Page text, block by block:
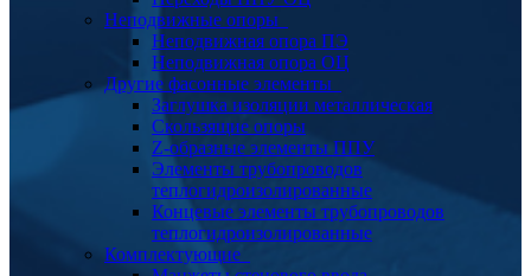
Неподвижные опоры
Неподвижная опора ПЭ
Неподвижная опора ОЦ
Другие фасонные элементы
Заглушка изоляции металлическая
Скользящие опоры
Z-образные элементы ППУ
Элементы трубопроводов
теплогидроизолированные
Концевые элементы трубопроводов
теплогидроизолированные
Комплектующие